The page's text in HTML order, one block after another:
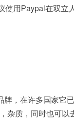
使用Paypal在双立
，在许多国家它
杂质，同时也可